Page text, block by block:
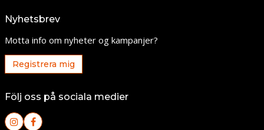
Nyhetsbrev
Motta info om nyheter og kampanjer?
Registrera mig
Följ oss på sociala medier